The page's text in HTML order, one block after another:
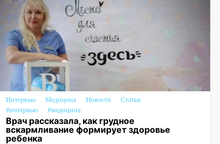
Интервью Медицина Новости
Статьи
#интервью
#медицина
Врач рассказала, как грудное
вскармливание формирует здоровье
ребенка